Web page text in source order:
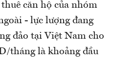
căn hộ của nhóm
- lực lượng đang
đảo tại Việt Nam cho
tháng là khoảng đầu